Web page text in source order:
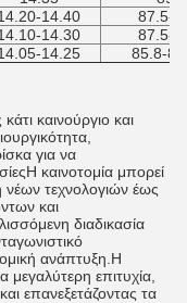
14.40
87.5-
14.30
87.5-
14.25
85.8-
καινούργιο και
για να
καινοτομία μπορεί
τεχνολογιών έως
και
διαδικασία
ανάπτυξη.Η
μεγαλύτερη επιτυχία,
επανεξετάζοντας τα